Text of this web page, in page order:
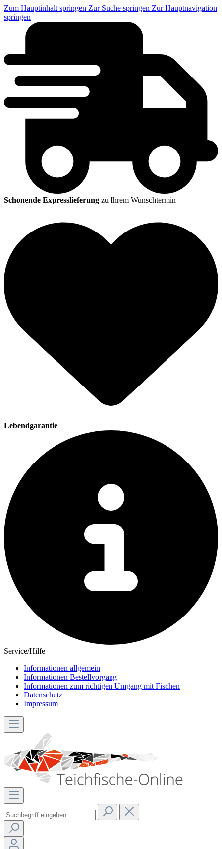
Zum Hauptinhalt springen Zur Suche springen Zur Hauptnavigation
springen
Schonende Expresslieferung zu Ihrem Wunschtermin
Lebendgarantie
Service/Hilfe
Informationen allgemein
Informationen Bestellvorgang
Informationen zum richtigen Umgang mit Fischen
Datenschutz
Impressum